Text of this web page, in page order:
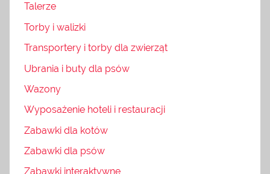
Talerze
Torby i walizki
Transportery i torby dla zwierząt
Ubrania i buty dla psów
Wazony
Wyposażenie hoteli i restauracji
Zabawki dla kotów
Zabawki dla psów
Zabawki interaktywne